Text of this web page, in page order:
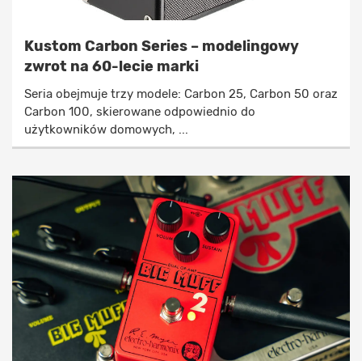
Kustom Carbon Series – modelingowy
zwrot na 60-lecie marki
Seria obejmuje trzy modele: Carbon 25, Carbon 50 oraz
Carbon 100, skierowane odpowiednio do
użytkowników domowych, ...